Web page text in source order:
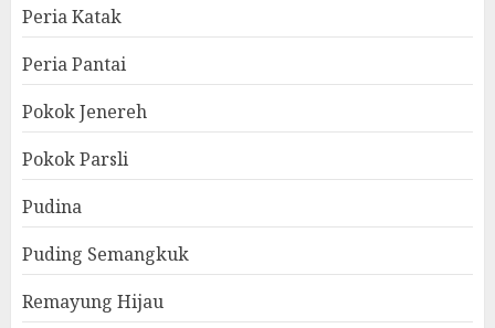
Peria Katak
Peria Pantai
Pokok Jenereh
Pokok Parsli
Pudina
Puding Semangkuk
Remayung Hijau